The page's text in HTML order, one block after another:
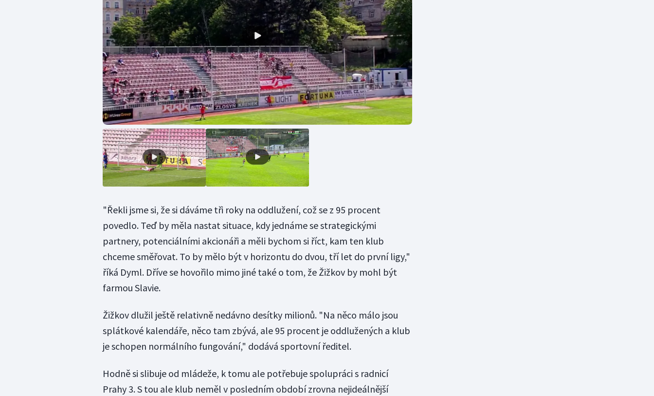
"Řekli jsme si, že si dáváme tři roky na oddlužení, což se z 95 procent
povedlo. Teď by měla nastat situace, kdy jednáme se strategickými
partnery, potenciálními akcionáři a měli bychom si říct, kam ten klub
chceme směřovat. To by mělo být v horizontu do dvou, tří let do první ligy,"
říká Dyml. Dříve se hovořilo mimo jiné také o tom, že Žižkov by mohl být
farmou Slavie.
Žižkov dlužil ještě relativně nedávno desítky milionů. "Na něco málo jsou
splátkové kalendáře, něco tam zbývá, ale 95 procent je oddlužených a klub
je schopen normálního fungování," dodává sportovní ředitel.
Hodně si slibuje od mládeže, k tomu ale potřebuje spolupráci s radnicí
Prahy 3. S tou ale klub neměl v posledním období zrovna nejideálnější